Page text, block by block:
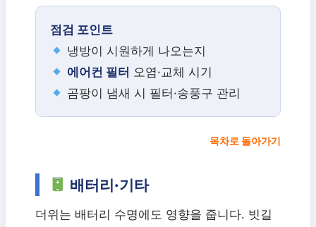
점검 포인트
냉방이 시원하게 나오는지
에어컨 필터 오염·교체 시기
곰팡이 냄새 시 필터·송풍구 관리
목차로 돌아가기
배터리·기타
더위는 배터리 수명에도 영향을 줍니다. 빗길